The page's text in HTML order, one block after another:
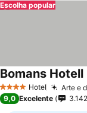
Escolha popular
4 EstrelasHotel Arte e
Bomans Hotell
9,0 Excelente 3.142